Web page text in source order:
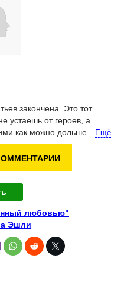
закончена. Это тот
устаешь от героев, а
как можно дольше.
Ещё
любовью"
Эшли